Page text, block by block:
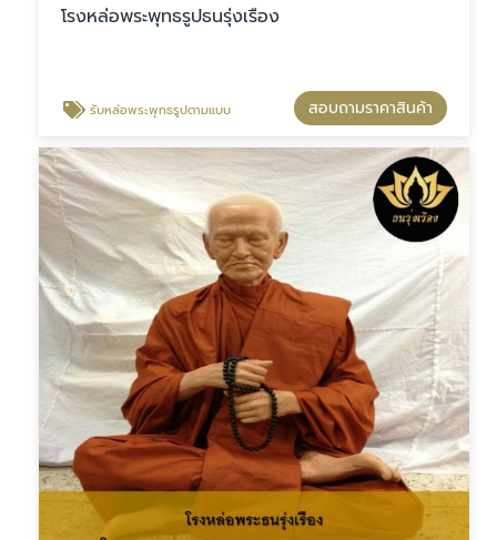
โรงหล่อพระพุทธรูปธนรุ่งเรือง
รับหล่อพระพุทธรูปตามแบบ สอบถามราคาสินค้า